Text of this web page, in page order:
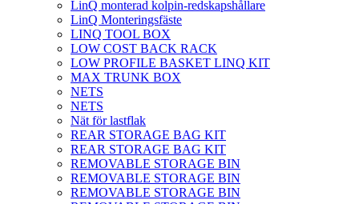
LinQ monterad kolpin-redskapshållare
LinQ Monteringsfäste
LINQ TOOL BOX
LOW COST BACK RACK
LOW PROFILE BASKET LINQ KIT
MAX TRUNK BOX
NETS
NETS
Nät för lastflak
REAR STORAGE BAG KIT
REAR STORAGE BAG KIT
REMOVABLE STORAGE BIN
REMOVABLE STORAGE BIN
REMOVABLE STORAGE BIN